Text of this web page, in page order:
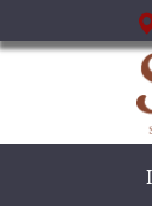
Passar para o